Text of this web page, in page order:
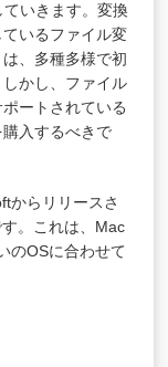
いきます。変換
いるファイル変
、多種多様で初
かし、ファイル
ートされている
入するべきで
からリリースさ
す。これは、Mac
のOSに合わせて